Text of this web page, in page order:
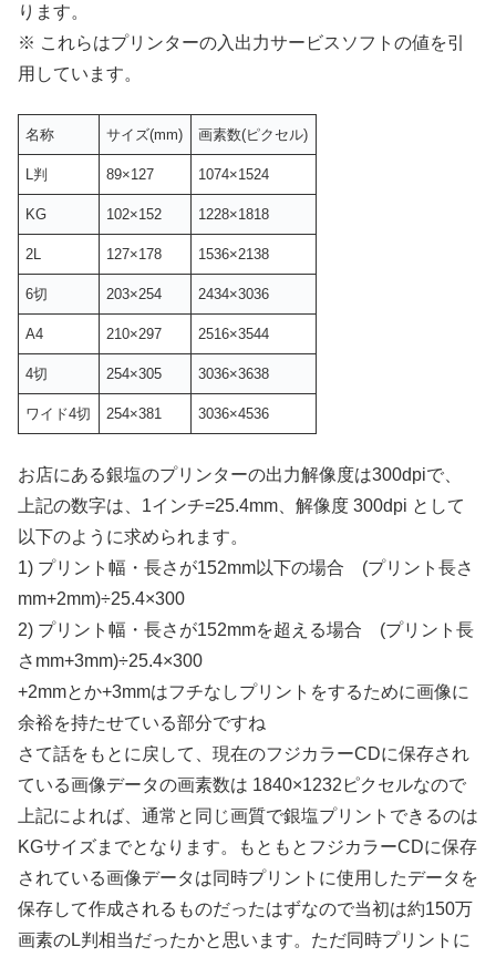
ります。
※ これらはプリンターの入出力サービスソフトの値を引
用しています。
名称 サイズ(mm) 画素数(ピクセル)
L判 89×127 1074×1524
KG 102×152 1228×1818
2L 127×178 1536×2138
6切 203×254 2434×3036
A4 210×297 2516×3544
4切 254×305 3036×3638
ワイド4切 254×381 3036×4536
お店にある銀塩のプリンターの出力解像度は300dpiで、
上記の数字は、1インチ=25.4mm、解像度 300dpi として
以下のように求められます。
1) プリント幅・長さが152mm以下の場合 (プリント長さ
mm+2mm)÷25.4×300
2) プリント幅・長さが152mmを超える場合 (プリント長
さmm+3mm)÷25.4×300
+2mmとか+3mmはフチなしプリントをするために画像に
余裕を持たせている部分ですね
さて話をもとに戻して、現在のフジカラーCDに保存され
ている画像データの画素数は 1840×1232ピクセルなので
上記によれば、通常と同じ画質で銀塩プリントできるのは
KGサイズまでとなります。もともとフジカラーCDに保存
されている画像データは同時プリントに使用したデータを
保存して作成されるものだったはずなので当初は約150万
画素のL判相当だったかと思います。ただ同時プリントに